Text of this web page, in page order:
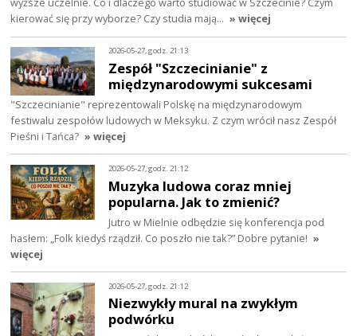
kierować się przy wyborze? Czy studia mają… » więcej
2026-05-27, godz. 21:13
Zespół "Szczecinianie" z
międzynarodowymi sukcesami
"Szczecinianie" reprezentowali Polskę na międzynarodowym
festiwalu zespołów ludowych w Meksyku. Z czym wrócił nasz Zespół
Pieśni i Tańca? » więcej
2026-05-27, godz. 21:12
Muzyka ludowa coraz mniej
popularna. Jak to zmienić?
Jutro w Mielnie odbędzie się konferencja pod
hasłem: „Folk kiedyś rządził. Co poszło nie tak?” Dobre pytanie! »
więcej
2026-05-27, godz. 21:12
Niezwykły mural na zwykłym
podwórku